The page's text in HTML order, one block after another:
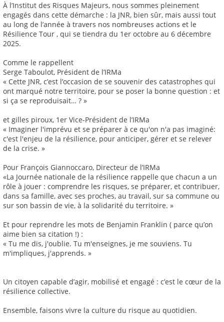
À l’Institut des Risques Majeurs, nous sommes pleinement
engagés dans cette démarche : la JNR, bien sûr, mais aussi tout
au long de l’année à travers nos nombreuses actions et le
Résilience Tour , qui se tiendra du 1er octobre au 6 décembre
2025.
Comme le rappellent
Serge Taboulot, Président de l’IRMa
« Cette JNR, c’est l’occasion de se souvenir des catastrophes qui
ont marqué notre territoire, pour se poser la bonne question : et
si ça se reproduisait… ? »
et gilles piroux, 1er Vice-Président de l’IRMa
« Imaginer l'imprévu et se préparer à ce qu'on n'a pas imaginé:
c'est l'enjeu de la résilience, pour anticiper, gérer et se relever
de la crise. »
Pour François Giannoccaro, Directeur de l’IRMa
«La Journée nationale de la résilience rappelle que chacun a un
rôle à jouer : comprendre les risques, se préparer, et contribuer,
dans sa famille, avec ses proches, au travail, sur sa commune ou
sur son bassin de vie, à la solidarité du territoire. »
Et pour reprendre les mots de Benjamin Franklin ( parce qu’on
aime bien sa citation !) :
« Tu me dis, j'oublie. Tu m'enseignes, je me souviens. Tu
m'impliques, j'apprends. »
Un citoyen capable d’agir, mobilisé et engagé : c’est le cœur de la
résilience collective.
Ensemble, faisons vivre la culture du risque au quotidien.